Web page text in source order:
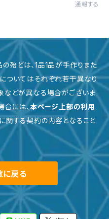
通報する
殆どは、1品1品が手作りまた
ついてはそれぞれ若干異なり
などが異なる場合がございま
合には、本ページ上部の利用
関する契約の内容となること
に戻る